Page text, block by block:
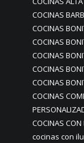
COCINAS
COCINAS
COCINAS
COCINAS
COCINAS
COCINAS
COCINAS
COCINAS
cocinas con